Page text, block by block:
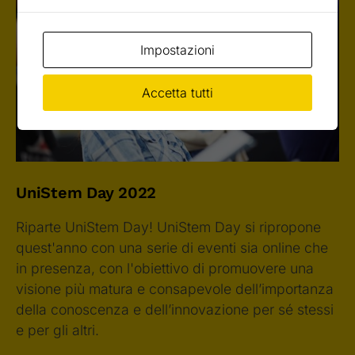
UniStem Day 2022
Riparte UniStem Day! UniStem Day si ripropone
quest'anno con una serie di eventi sia online che
in presenza, con l'obiettivo di promuovere una
visione più matura e consapevole dell’importanza
della conoscenza e dell’innovazione per sé stessi
e per gli altri.
Impostazioni
Accetta tutti